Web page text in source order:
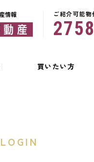
ご紹介可能物
2758
情報
買いたい方
LOGIN